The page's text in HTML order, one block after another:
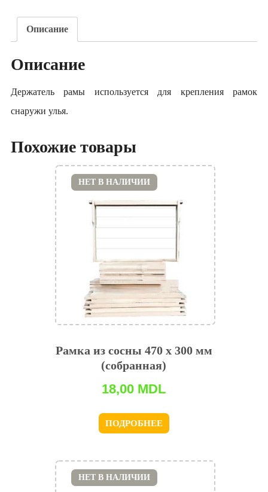
Описание
Описание
Держатель рамы используется для крепления рамок
снаружи улья.
Похожие товары
Рамка из сосны 470 x 300 мм
(собранная)
18,00 MDL
ПОДРОБНЕЕ
НЕТ В НАЛИЧИИ
НЕТ В НАЛИЧИИ